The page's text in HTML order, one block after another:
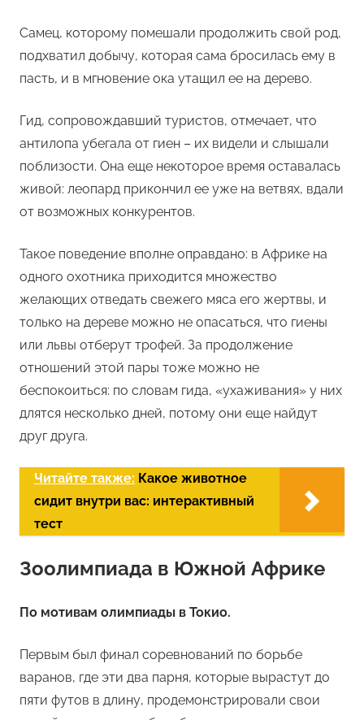
Самец, которому помешали продолжить свой род,
подхватил добычу, которая сама бросилась ему в
пасть, и в мгновение ока утащил ее на дерево.
Гид, сопровождавший туристов, отмечает, что
антилопа убегала от гиен – их видели и слышали
поблизости. Она еще некоторое время оставалась
живой: леопард прикончил ее уже на ветвях, вдали
от возможных конкурентов.
Такое поведение вполне оправдано: в Африке на
одного охотника приходится множество
желающих отведать свежего мяса его жертвы, и
только на дереве можно не опасаться, что гиены
или львы отберут трофей. За продолжение
отношений этой пары тоже можно не
беспокоиться: по словам гида, «ухаживания» у них
длятся несколько дней, потому они еще найдут
друг друга.
Читайте также: Какое животное
сидит внутри вас: интерактивный
тест
Зоолимпиада в Южной Африке
По мотивам олимпиады в Токио.
Первым был финал соревнований по борьбе
варанов, где эти два парня, которые вырастут до
пяти футов в длину, продемонстрировали свои